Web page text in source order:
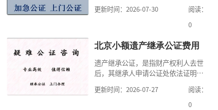
式，可以避免个人财产引发的纠纷，
但是，在北京办理婚前财产公证，除
料外，公证咨询告诉大家，我们有必
京婚前财产公证机构？了解这些不仅
有利于我们根
更新时间：2026-07-30
阅读：
0
北京小额遗产继承公证费用
遗产继承公证，是指财产权利人去世
后，其继承人申请公证处依法证明继
的证明活动。通过公证，继承人可以
拿着享有继承权的公证书办理遗产过
更新时间：2026-07-27
阅读：
0